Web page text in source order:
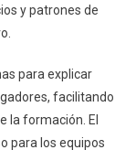
y patrones de
para explicar
facilitando
la formación. El
para los equipos